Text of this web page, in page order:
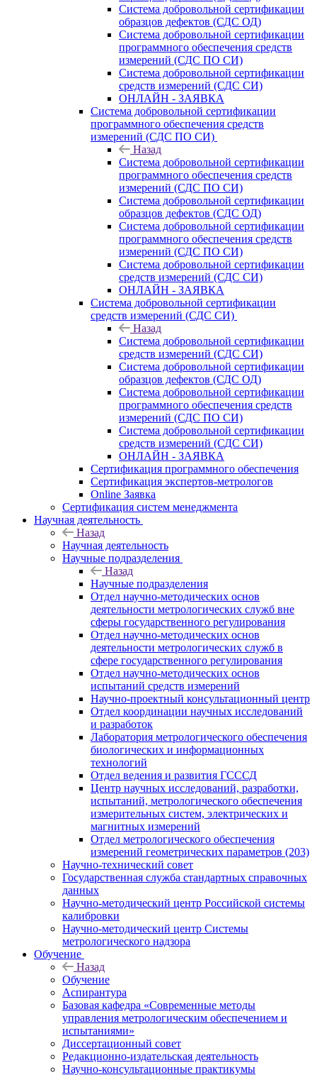
Система добровольной сертификации
образцов дефектов (СДС ОД)
Система добровольной сертификации
программного обеспечения средств
измерений (СДС ПО СИ)
Система добровольной сертификации
средств измерений (СДС СИ)
ОНЛАЙН - ЗАЯВКА
Система добровольной сертификации
программного обеспечения средств
измерений (СДС ПО СИ)
Назад
Система добровольной сертификации
программного обеспечения средств
измерений (СДС ПО СИ)
Система добровольной сертификации
образцов дефектов (СДС ОД)
Система добровольной сертификации
программного обеспечения средств
измерений (СДС ПО СИ)
Система добровольной сертификации
средств измерений (СДС СИ)
ОНЛАЙН - ЗАЯВКА
Система добровольной сертификации
средств измерений (СДС СИ)
Назад
Система добровольной сертификации
средств измерений (СДС СИ)
Система добровольной сертификации
образцов дефектов (СДС ОД)
Система добровольной сертификации
программного обеспечения средств
измерений (СДС ПО СИ)
Система добровольной сертификации
средств измерений (СДС СИ)
ОНЛАЙН - ЗАЯВКА
Сертификация программного обеспечения
Сертификация экспертов-метрологов
Online Заявка
Сертификация систем менеджмента
Научная деятельность
Назад
Научная деятельность
Научные подразделения
Назад
Научные подразделения
Отдел научно-методических основ
деятельности метрологических служб вне
сферы государственного регулирования
Отдел научно-методических основ
деятельности метрологических служб в
сфере государственного регулирования
Отдел научно-методических основ
испытаний средств измерений
Научно-проектный консультационный центр
Отдел координации научных исследований
и разработок
Лаборатория метрологического обеспечения
биологических и информационных
технологий
Отдел ведения и развития ГСССД
Центр научных исследований, разработки,
испытаний, метрологического обеспечения
измерительных систем, электрических и
магнитных измерений
Отдел метрологического обеспечения
измерений геометрических параметров (203)
Научно-технический совет
Государственная служба стандартных справочных
данных
Научно-методический центр Российской системы
калибровки
Научно-методический центр Системы
метрологического надзора
Обучение
Назад
Обучение
Аспирантура
Базовая кафедра «Современные методы
управления метрологическим обеспечением и
испытаниями»
Диссертационный совет
Редакционно-издательская деятельность
Научно-консультационные практикумы